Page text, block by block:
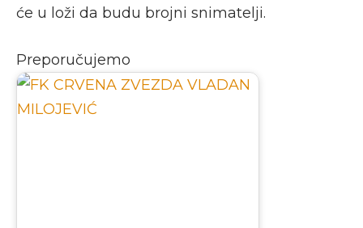
će u loži da budu brojni snimatelji.
Preporučujemo